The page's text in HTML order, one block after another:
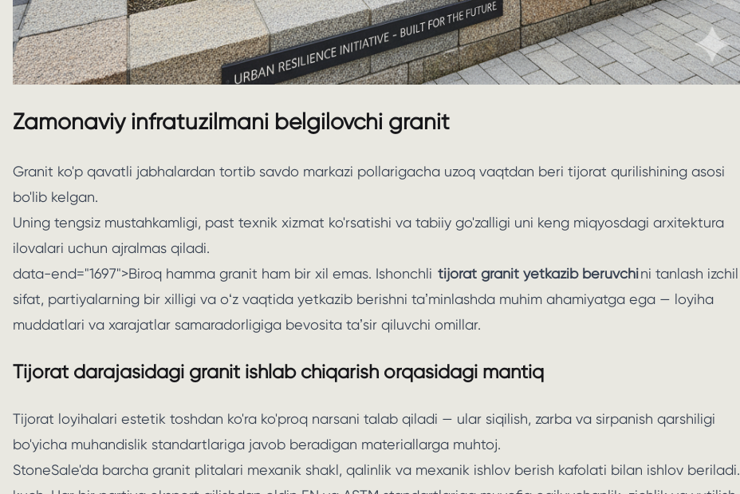
Zamonaviy infratuzilmani belgilovchi granit
Granit ko'p qavatli jabhalardan tortib savdo markazi pollarigacha uzoq vaqtdan beri tijorat qurilishining asosi
bo'lib kelgan.
Uning tengsiz mustahkamligi, past texnik xizmat ko'rsatishi va tabiiy go'zalligi uni keng miqyosdagi arxitektura
ilovalari uchun ajralmas qiladi.
data-end="1697">Biroq hamma granit ham bir xil emas. Ishonchli tijorat granit yetkazib beruvchini tanlash izchil
sifat, partiyalarning bir xilligi va oʻz vaqtida yetkazib berishni taʼminlashda muhim ahamiyatga ega — loyiha
muddatlari va xarajatlar samaradorligiga bevosita taʼsir qiluvchi omillar.
Tijorat darajasidagi granit ishlab chiqarish orqasidagi mantiq
Tijorat loyihalari estetik toshdan ko'ra ko'proq narsani talab qiladi — ular siqilish, zarba va sirpanish qarshiligi
bo'yicha muhandislik standartlariga javob beradigan materiallarga muhtoj.
StoneSale'da barcha granit plitalari mexanik shakl, qalinlik va mexanik ishlov berish kafolati bilan ishlov beriladi.